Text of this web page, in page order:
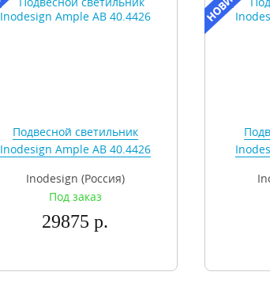
Подвесной светильник
Inodesign Ample AB 40.4426
Inodesign (Россия)
Под заказ
29875 р.